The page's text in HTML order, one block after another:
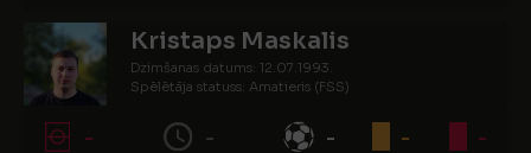
Kristaps Maskalis
Dzimšanas datums: 12.07.1993.
Spēlētāja statuss: Amatieris (FSS)
- - - - -